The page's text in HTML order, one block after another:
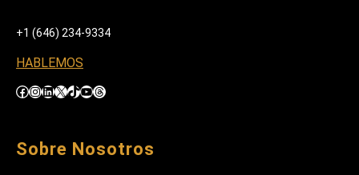
+1 (646) 234-9334
HABLEMOS
Facebook InstagramLinkedIn X TikTok YouTube Threads
Sobre Nosotros